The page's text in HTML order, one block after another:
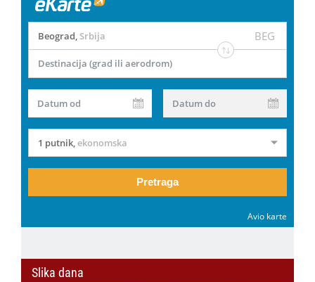
Beograd, Srbija BEG
Destinacija (grad ili aerodrom)
Datum od Datum do
1 putnik,ekonomska
Pretraga
Avio karte
Slika dana